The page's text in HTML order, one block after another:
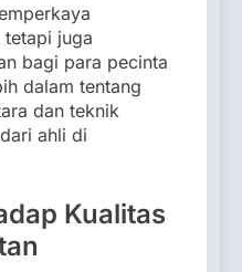
tetapi juga
bagi para pecinta
dalam tentang
dan teknik
ahli di
Kualitas